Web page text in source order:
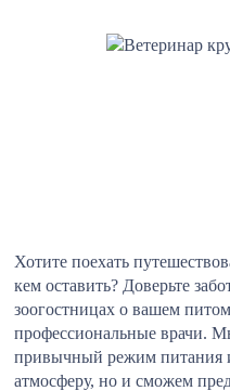
Хотите поехать
кем оставить? Доверьте
зоогостницах о вашем
профессиональные врачи.
привычный режим питания
атмосферу, но и сможем